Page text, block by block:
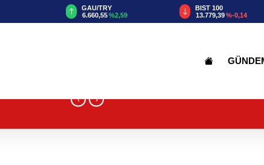
BIST 100
13.779,39%-0,14
USD
47,6787%0,18
‹ ›